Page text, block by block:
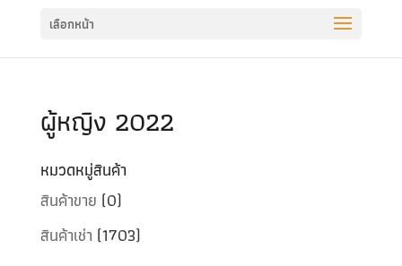
เลือกหน้า
ผู้หญิง 2022
หมวดหมู่สินค้า
สินค้าขาย (0)
สินค้าเช่า (1703)